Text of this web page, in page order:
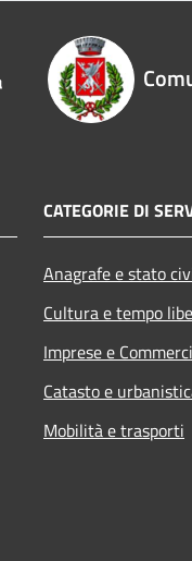
CATEGORIE DI
Anagrafe e stato
Cultura e tempo
Imprese e
Catasto e
Mobilità e trasporti